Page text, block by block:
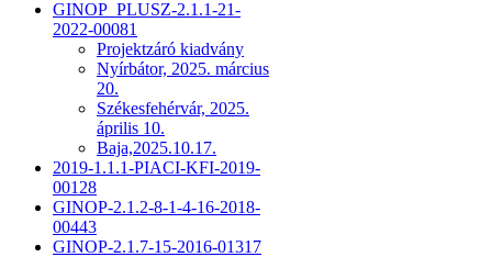
GINOP_PLUSZ-2.1.1-21-
2022-00081
Projektzáró kiadvány
Nyírbátor, 2025. március
20.
Székesfehérvár, 2025.
április 10.
Baja,2025.10.17.
2019-1.1.1-PIACI-KFI-2019-
00128
GINOP-2.1.2-8-1-4-16-2018-
00443
GINOP-2.1.7-15-2016-01317